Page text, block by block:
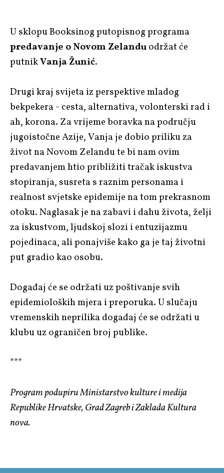
U sklopu Booksinog putopisnog programa
predavanje o Novom Zelanduodržat će
putnikVanja Žunić.
Drugi kraj svijeta iz perspektive mladog
bekpekera - cesta, alternativa, volonterski rad i
ah, korona. Za vrijeme boravka na području
jugoistočne Azije, Vanja je dobio priliku za
život na Novom Zelandu te bi nam ovim
predavanjem htio približiti tračak iskustva
stopiranja, susreta s raznim personama i
realnost svjetske epidemije na tom prekrasnom
otoku. Naglasak je na zabavi i dahu života, želji
za iskustvom, ljudskoj slozi i entuzijazmu
pojedinaca, ali ponajviše kako ga je taj životni
put gradio kao osobu.
Događaj će se održati uz poštivanje svih
epidemioloških mjera i preporuka. U slučaju
vremenskih neprilika događaj će se održati u
klubu uz ograničen broj publike.
***
Program podupiru Ministarstvo kulture i medija
Republike Hrvatske, Grad Zagreb i Zaklada Kultura
nova.